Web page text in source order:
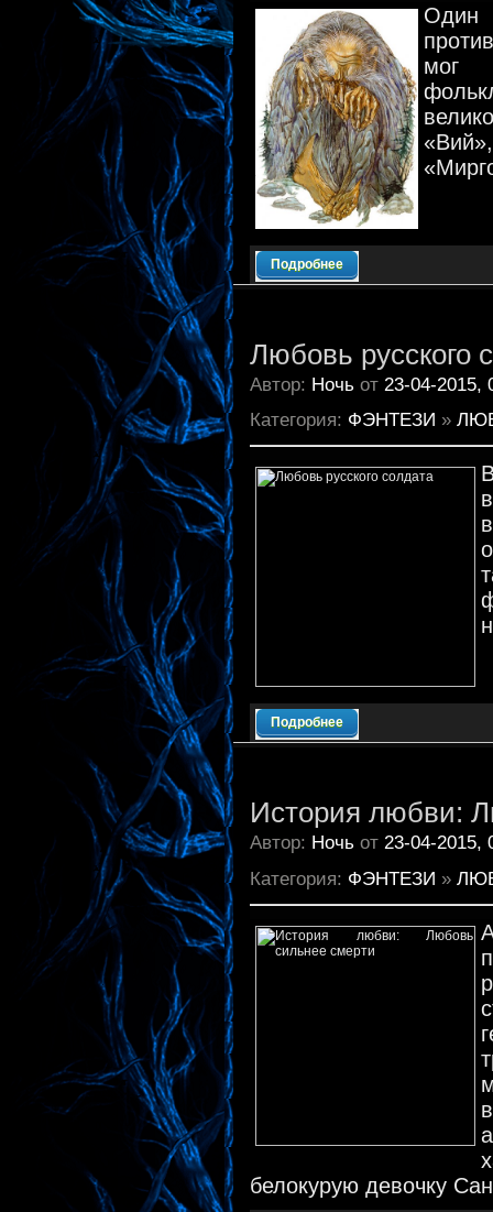
мог
Подробнее
Любовь русского
Автор: Ночь от 23-04-2015,
Категория: ФЭНТЕЗИ »
Подробнее
История любви:
Автор: Ночь от 23-04-2015,
Категория: ФЭНТЕЗИ »
белокурую девочку